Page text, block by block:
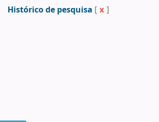
Histórico de pesquisa [ x ]